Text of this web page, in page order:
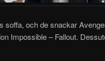
soffa, och de snackar
Impossible – Fallout.